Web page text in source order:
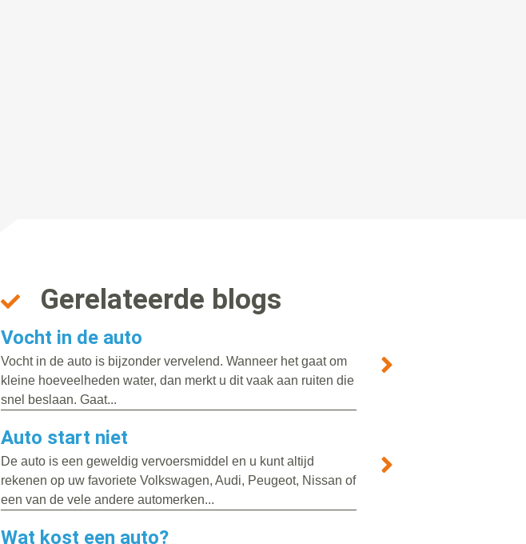
Gerelateerde blogs
Vocht in de auto
Vocht in de auto is bijzonder vervelend. Wanneer het gaat om
kleine hoeveelheden water, dan merkt u dit vaak aan ruiten die
snel beslaan. Gaat...
Auto start niet
De auto is een geweldig vervoersmiddel en u kunt altijd
rekenen op uw favoriete Volkswagen, Audi, Peugeot, Nissan of
een van de vele andere automerken...
Wat kost een auto?